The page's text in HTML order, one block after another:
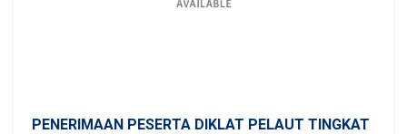
PENERIMAAN PESERTA DIKLAT PELAUT TINGKAT